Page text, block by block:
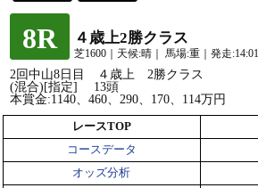
8R ４歳上2勝クラス
芝1600｜天候:晴｜ 馬場:重｜発走:14:01
2回中山8日目 ４歳上 2勝クラス
(混合)[指定] 13頭
本賞金:1140、460、290、170、114万円
レースTOP
コースデータ
オッズ分析